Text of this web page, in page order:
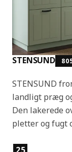
STENSUND
STENSUND
landligt præg
Den lakerede
pletter og fugt
Produktfunktioner